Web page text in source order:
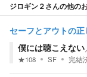
ジロギン２さんの他の
セーフとアウトの
僕には聴こえない
★108 SF 完結